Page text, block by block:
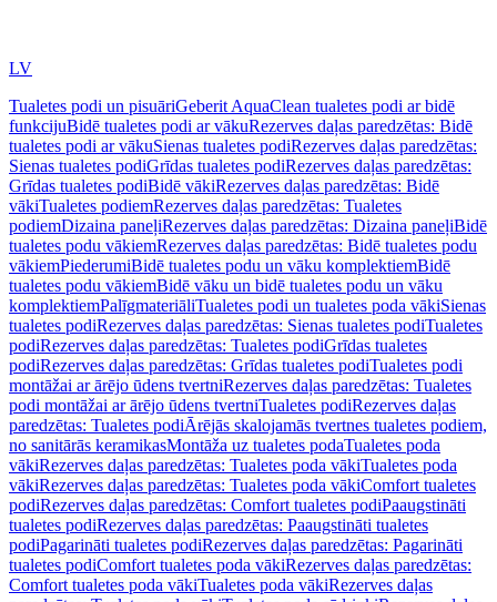
LV
Tualetes podi un pisuāriGeberit AquaClean tualetes podi ar bidē
funkcijuBidē tualetes podi ar vākuRezerves daļas paredzētas: Bidē
tualetes podi ar vākuSienas tualetes podiRezerves daļas paredzētas:
Sienas tualetes podiGrīdas tualetes podiRezerves daļas paredzētas:
Grīdas tualetes podiBidē vākiRezerves daļas paredzētas: Bidē
vākiTualetes podiemRezerves daļas paredzētas: Tualetes
podiemDizaina paneļiRezerves daļas paredzētas: Dizaina paneļiBidē
tualetes podu vākiemRezerves daļas paredzētas: Bidē tualetes podu
vākiemPiederumiBidē tualetes podu un vāku komplektiemBidē
tualetes podu vākiemBidē vāku un bidē tualetes podu un vāku
komplektiemPalīgmateriāliTualetes podi un tualetes poda vākiSienas
tualetes podiRezerves daļas paredzētas: Sienas tualetes podiTualetes
podiRezerves daļas paredzētas: Tualetes podiGrīdas tualetes
podiRezerves daļas paredzētas: Grīdas tualetes podiTualetes podi
montāžai ar ārējo ūdens tvertniRezerves daļas paredzētas: Tualetes
podi montāžai ar ārējo ūdens tvertniTualetes podiRezerves daļas
paredzētas: Tualetes podiĀrējās skalojamās tvertnes tualetes podiem,
no sanitārās keramikasMontāža uz tualetes podaTualetes poda
vākiRezerves daļas paredzētas: Tualetes poda vākiTualetes poda
vākiRezerves daļas paredzētas: Tualetes poda vākiComfort tualetes
podiRezerves daļas paredzētas: Comfort tualetes podiPaaugstināti
tualetes podiRezerves daļas paredzētas: Paaugstināti tualetes
podiPagarināti tualetes podiRezerves daļas paredzētas: Pagarināti
tualetes podiComfort tualetes poda vākiRezerves daļas paredzētas:
Comfort tualetes poda vākiTualetes poda vākiRezerves daļas